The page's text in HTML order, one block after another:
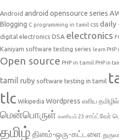
Android android opensource series
Blogging C programming in tamil css daily
digital electronics DSA electronics
Kaniyam software testing series learn PHP
Open source PHP in tamil PHP in
tamil ruby software testing in tamil
tlc Wikipedia Wordpress எளிய
மென்பொருள் கணியம் 23 சாப்ட்வேர்
தமிழ் தினம்-ஒரு-கட்டளை